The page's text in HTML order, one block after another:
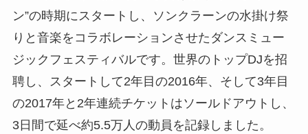
ン”の時期にスタートし、ソンクラーンの水掛け祭
りと音楽をコラボレーションさせたダンスミュー
ジックフェスティバルです。世界のトップDJを招
聘し、スタートして2年目の2016年、そして3年目
の2017年と2年連続チケットはソールドアウトし、
3日間で延べ約5.5万人の動員を記録しました。